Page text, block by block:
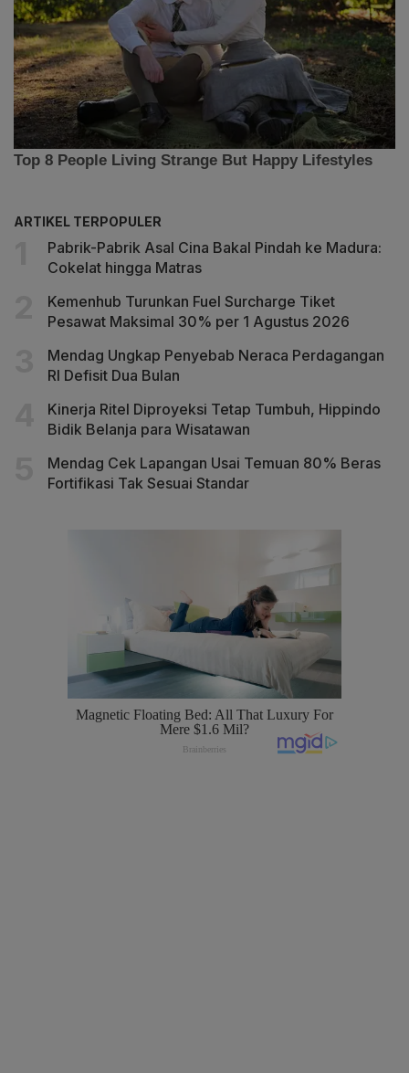
ARTIKEL TERPOPULER
Pabrik-Pabrik Asal Cina Bakal Pindah ke Madura:
Cokelat hingga Matras
Kemenhub Turunkan Fuel Surcharge Tiket
Pesawat Maksimal 30% per 1 Agustus 2026
Mendag Ungkap Penyebab Neraca Perdagangan
RI Defisit Dua Bulan
Kinerja Ritel Diproyeksi Tetap Tumbuh, Hippindo
Bidik Belanja para Wisatawan
Mendag Cek Lapangan Usai Temuan 80% Beras
Fortifikasi Tak Sesuai Standar